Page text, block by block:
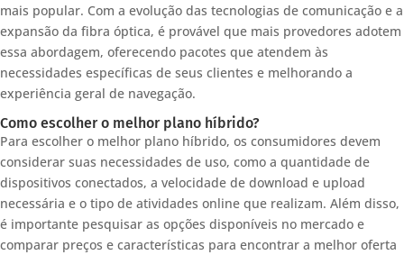
mais popular. Com a evolução das tecnologias de comunicação e a
expansão da fibra óptica, é provável que mais provedores adotem
essa abordagem, oferecendo pacotes que atendem às
necessidades específicas de seus clientes e melhorando a
experiência geral de navegação.
Como escolher o melhor plano híbrido?
Para escolher o melhor plano híbrido, os consumidores devem
considerar suas necessidades de uso, como a quantidade de
dispositivos conectados, a velocidade de download e upload
necessária e o tipo de atividades online que realizam. Além disso,
é importante pesquisar as opções disponíveis no mercado e
comparar preços e características para encontrar a melhor oferta